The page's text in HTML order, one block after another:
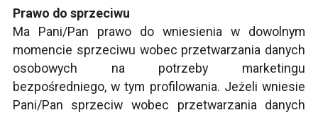
Prawo do sprzeciwu
Ma Pani/Pan prawo do wniesienia w dowolnym
momencie sprzeciwu wobec przetwarzania danych
osobowych na potrzeby marketingu
bezpośredniego, w tym profilowania. Jeżeli wniesie
Pani/Pan sprzeciw wobec przetwarzania danych